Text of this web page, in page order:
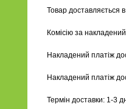
Товар доставляється
Комісію за
Накладений платіж
Накладений платіж
Термін доставки: 1-3